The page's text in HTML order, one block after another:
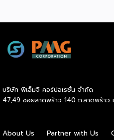
2019 ที่ TA Associates เข้าเท
ไม้ต่อให้ Bain Capital ในปี
บริษัท พีเอ็มจี คอร์ปอเรชั่น จำกัด
47,49 ซอยลาดพร้าว 140 ถ.ลาดพร้าว
About Us Partner with Us